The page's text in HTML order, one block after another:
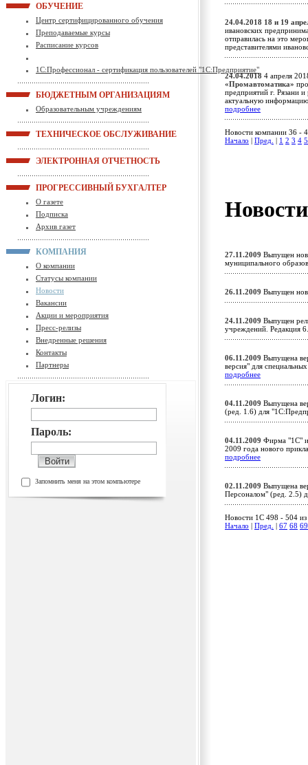
ОБУЧЕНИЕ
Центр сертифицированного обучения
Преподаваемые курсы
Расписание курсов
1С:Профессионал - сертификация пользователей "1С:Предприятие"
БЮДЖЕТНЫМ ОРГАНИЗАЦИЯМ
Образовательным учреждениям
ТЕХНИЧЕСКОЕ ОБСЛУЖИВАНИЕ
ЭЛЕКТРОННАЯ ОТЧЕТНОСТЬ
ПРОГРЕССИВНЫЙ БУХГАЛТЕР
О газете
Подписка
Архив газет
КОМПАНИЯ
О компании
Статусы компании
Новости
Вакансии
Акции и мероприятия
Пресс-релизы
Внедренные решения
Контакты
Партнеры
Логин:
Пароль:
Запомнить меня на этом компьютере
24.04.2018 18 и 19
ивановских
отправилась на это
представителями
24.04.2018 4 апреля
«Промавтоматика»
предприятий г. Рязани и
актуальную
подробнее
Новости компании 36 -
Начало
Пред. 1 2 3 4 5
27.11.2009 Выпущен
муниципального
26.11.2009 Выпущен
24.11.2009 Выпущен
учреждений. Редакция
06.11.2009 Выпущена
версия" для
подробнее
04.11.2009 Выпущена
(ред. 1.6) для
04.11.2009 Фирма "1С"
2009 года нового
подробнее
02.11.2009 Выпущена
Персоналом" (ред. 2.5)
Новости 1C 498 - 504
Начало
Пред. 67 68 69